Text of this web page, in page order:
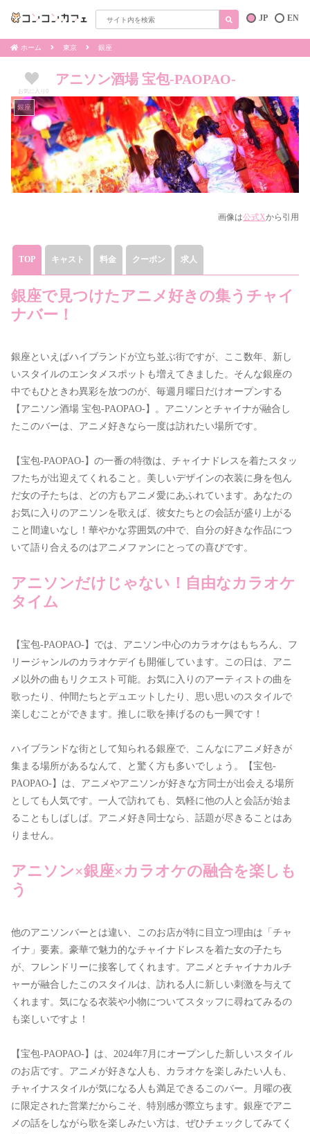
EN
JP
ホーム 東京 銀座
お気に入り 0
アニソン酒場 宝包-PAOPAO-
銀座
画像は公式Xから引用
TOP キャスト 料金 クーポン 求人
銀座で見つけたアニメ好きの集うチャイ
ナバー！
銀座といえばハイブランドが立ち並ぶ街ですが、ここ数年、新し
いスタイルのエンタメスポットも増えてきました。そんな銀座の
中でもひときわ異彩を放つのが、毎週月曜日だけオープンする
【アニソン酒場 宝包-PAOPAO-】。アニソンとチャイナが融合し
たこのバーは、アニメ好きなら一度は訪れたい場所です。
【宝包-PAOPAO-】の一番の特徴は、チャイナドレスを着たスタッ
フたちが出迎えてくれること。美しいデザインの衣装に身を包ん
だ女の子たちは、どの方もアニメ愛にあふれています。あなたの
お気に入りのアニソンを歌えば、彼女たちとの会話が盛り上がる
こと間違いなし！華やかな雰囲気の中で、自分の好きな作品につ
いて語り合えるのはアニメファンにとっての喜びです。
アニソンだけじゃない！自由なカラオケ
タイム
【宝包-PAOPAO-】では、アニソン中心のカラオケはもちろん、フ
リージャンルのカラオケデイも開催しています。この日は、アニ
メ以外の曲もリクエスト可能。お気に入りのアーティストの曲を
歌ったり、仲間たちとデュエットしたり、思い思いのスタイルで
楽しむことができます。推しに歌を捧げるのも一興です！
ハイブランドな街として知られる銀座で、こんなにアニメ好きが
集まる場所があるなんて、と驚く方も多いでしょう。【宝包-
PAOPAO-】は、アニメやアニソンが好きな方同士が出会える場所
としても人気です。一人で訪れても、気軽に他の人と会話が始ま
ることもしばしば。アニメ好き同士なら、話題が尽きることはあ
りません。
アニソン×銀座×カラオケの融合を楽しも
う
他のアニソンバーとは違い、このお店が特に目立つ理由は「チャ
イナ」要素。豪華で魅力的なチャイナドレスを着た女の子たち
が、フレンドリーに接客してくれます。アニメとチャイナカルチ
ャーが融合したこのスタイルは、訪れる人に新しい刺激を与えて
くれます。気になる衣装や小物についてスタッフに尋ねてみるの
も楽しいですよ！
【宝包-PAOPAO-】は、2024年7月にオープンした新しいスタイル
のお店です。アニメが好きな人も、カラオケを楽しみたい人も、
チャイナスタイルが気になる人も満足できるこのバー。月曜の夜
に限定された営業だからこそ、特別感が際立ちます。銀座でアニ
メの話をしながら歌を楽しみたい方は、ぜひチェックしてみてく